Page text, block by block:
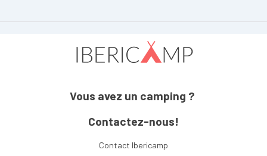
Vous avez un camping ?
Contactez-nous!
Contact Ibericamp